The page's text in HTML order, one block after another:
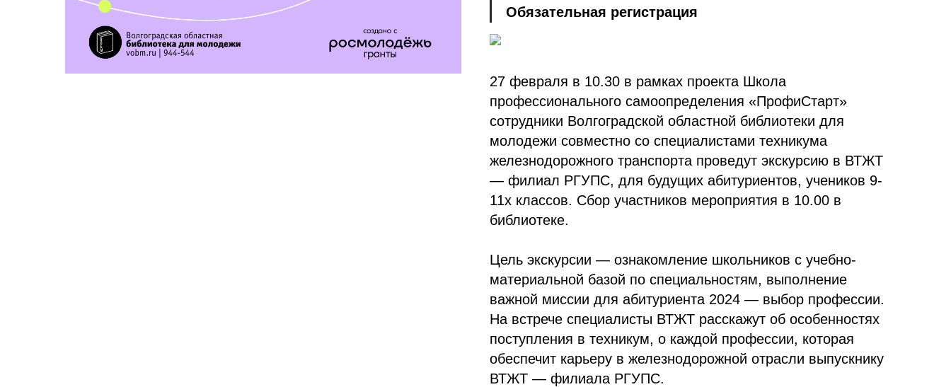
Обязательная регистрация
27 февраля в 10.30 в рамках проекта Школа
профессионального самоопределения «ПрофиСтарт»
сотрудники Волгоградской областной библиотеки для
молодежи совместно со специалистами техникума
железнодорожного транспорта проведут экскурсию в ВТЖТ
— филиал РГУПС, для будущих абитуриентов, учеников 9-
11х классов. Сбор участников мероприятия в 10.00 в
библиотеке.
Цель экскурсии — ознакомление школьников с учебно-
материальной базой по специальностям, выполнение
важной миссии для абитуриента 2024 — выбор профессии.
На встрече специалисты ВТЖТ расскажут об особенностях
поступления в техникум, о каждой профессии, которая
обеспечит карьеру в железнодорожной отрасли выпускнику
ВТЖТ — филиала РГУПС.